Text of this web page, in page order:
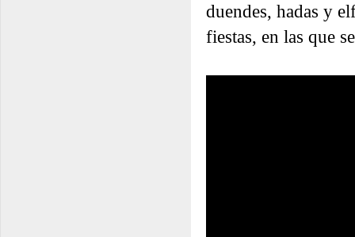
duendes, hadas y
fiestas, en las que